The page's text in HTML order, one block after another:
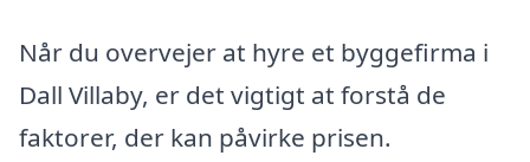
Når du overvejer at hyre et byggefirma i
Dall Villaby, er det vigtigt at forstå de
faktorer, der kan påvirke prisen.